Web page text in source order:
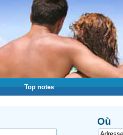
Top notes
Où